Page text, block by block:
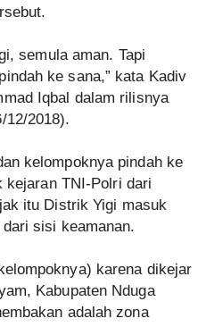
semula aman. Tapi
ke sana,” kata Kadiv
Iqbal dalam rilisnya
12/2018).
kelompoknya pindah ke
kejaran TNI-Polri dari
itu Distrik Yigi masuk
sisi keamanan.
karena dikejar
Kabupaten Nduga
adalah zona